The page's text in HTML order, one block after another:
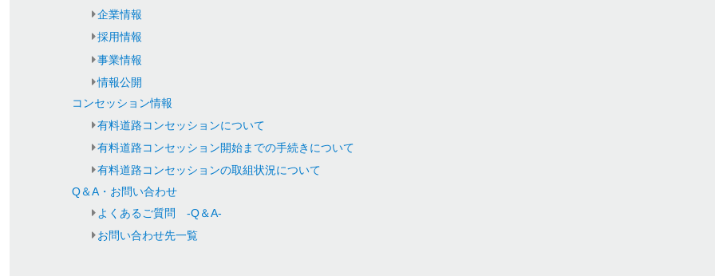
企業情報
採用情報
事業情報
情報公開
コンセッション情報
有料道路コンセッションについて
有料道路コンセッション開始までの手続きについて
有料道路コンセッションの取組状況について
Q＆A・お問い合わせ
よくあるご質問 -Q＆A-
お問い合わせ先一覧